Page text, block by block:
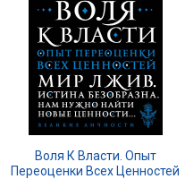
Воля К Власти. Опыт
Переоценки Всех Ценностей